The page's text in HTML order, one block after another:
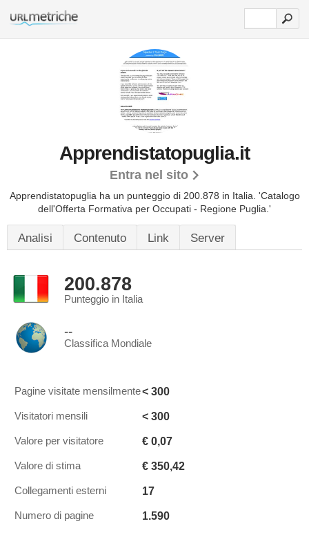
Apprendistatopuglia.it
Entra nel sito
Apprendistatopuglia ha un punteggio di 200.878 in Italia. 'Catalogo
dell'Offerta Formativa per Occupati - Regione Puglia.'
Analisi Contenuto Link Server
200.878
Punteggio in Italia
--
Classifica Mondiale
Pagine visitate mensilmente< 300
Visitatori mensili < 300
Valore per visitatore € 0,07
Valore di stima € 350,42
Collegamenti esterni 17
Numero di pagine 1.590